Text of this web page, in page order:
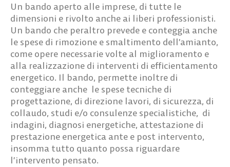
Un bando aperto alle imprese, di tutte le
dimensioni e rivolto anche ai liberi professionisti.
Un bando che peraltro prevede e conteggia anche
le spese di rimozione e smaltimento dell’amianto,
come opere necessarie volte al miglioramento e
alla realizzazione di interventi di efficientamento
energetico. Il bando, permette inoltre di
conteggiare anche le spese tecniche di
progettazione, di direzione lavori, di sicurezza, di
collaudo, studi e/o consulenze specialistiche, di
indagini, diagnosi energetiche, attestazione di
prestazione energetica ante e post intervento,
insomma tutto quanto possa riguardare
l’intervento pensato.